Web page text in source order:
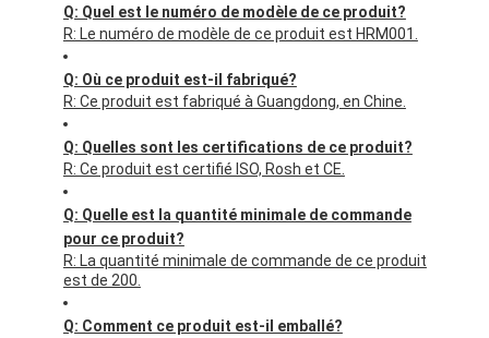
Q: Quel est le numéro de modèle de ce produit?
R: Le numéro de modèle de ce produit est HRM001.
Q: Où ce produit est-il fabriqué?
R: Ce produit est fabriqué à Guangdong, en Chine.
Q: Quelles sont les certifications de ce produit?
R: Ce produit est certifié ISO, Rosh et CE.
Q: Quelle est la quantité minimale de commande
pour ce produit?
R: La quantité minimale de commande de ce produit
est de 200.
Q: Comment ce produit est-il emballé?